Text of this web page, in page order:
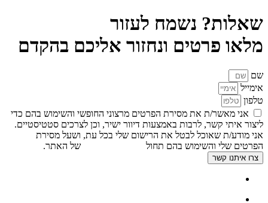
שאלות? נשמח לעזור
מלאו פרטים ונחזור אליכם בהקדם
שם
אימייל
טלפון
אני מאשר/ת את מסירת הפרטים מרצוני החופשי והשימוש בהם כדי
ליצור איתי קשר, לרבות באמצעות דיוור ישיר, וכן לצרכים סטטיסטיים.
אני מודע/ת שאוכל לבטל את הרישום שלי בכל עת, ושעל מסירת
הפרטים שלי והשימוש בהם תחול
של האתר.
צרו איתנו קשר